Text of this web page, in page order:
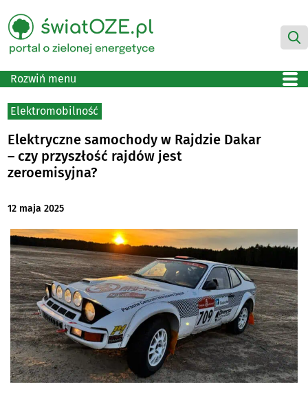
Rozwiń menu
Elektromobilność
Elektryczne samochody w Rajdzie Dakar
– czy przyszłość rajdów jest
zeroemisyjna?
12 maja 2025